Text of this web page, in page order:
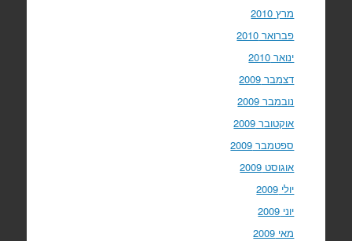
מרץ 2010
פברואר 2010
ינואר 2010
דצמבר 2009
נובמבר 2009
אוקטובר 2009
ספטמבר 2009
אוגוסט 2009
יולי 2009
יוני 2009
מאי 2009